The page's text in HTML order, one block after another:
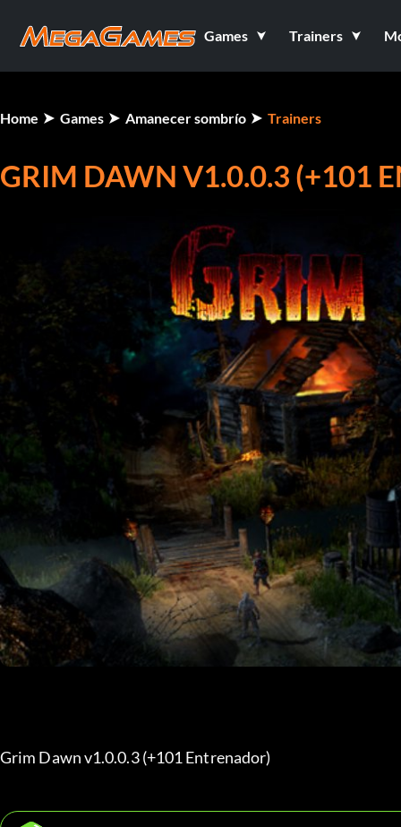
Games Trainers
Home Games Amanecer sombrío Trainers
GRIM DAWN V1.0.0.3 (+101
Grim Dawn v1.0.0.3 (+101 Entrenador)